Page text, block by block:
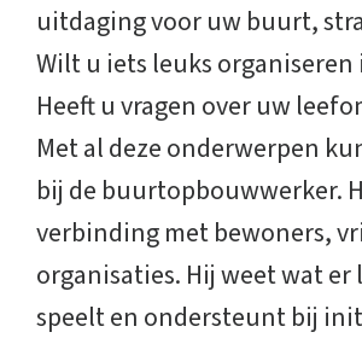
uitdaging voor uw buurt,
Wilt u iets leuks organiseren
Heeft u vragen over uw
Met al deze onderwerpen
bij de buurtopbouwwerker.
verbinding met bewoners,
organisaties. Hij weet wat er
speelt en ondersteunt bij